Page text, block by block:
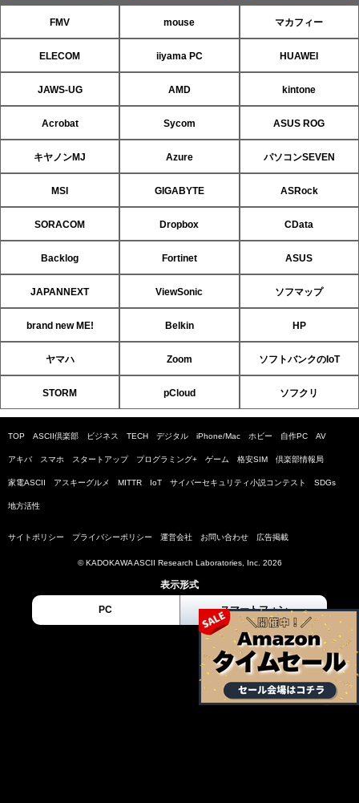
FMV mouse マカフィー
ELECOM iiyama PC HUAWEI
JAWS-UG AMD kintone
Acrobat Sycom ASUS ROG
キヤノンMJ Azure パソコンSEVEN
MSI GIGABYTE ASRock
SORACOM Dropbox CData
Backlog Fortinet ASUS
JAPANNEXT ViewSonic ソフマップ
brand new ME! Belkin HP
ヤマハ Zoom ソフトバンクのIoT
STORM pCloud ソフクリ
TOP ASCII倶楽部 ビジネス TECH デジタル iPhone/Mac ホビー 自作PC AV
アキバ スマホ スタートアップ プログラミング+ ゲーム 格安SIM 倶楽部情報局
家電ASCII アスキーグルメ MITTR IoT サイバーセキュリティ小説コンテスト SDGs
地方活性
サイトポリシー プライバシーポリシー 運営会社 お問い合わせ 広告掲載
© KADOKAWA ASCII Research Laboratories, Inc. 2026
表示形式
PC スマートフォン